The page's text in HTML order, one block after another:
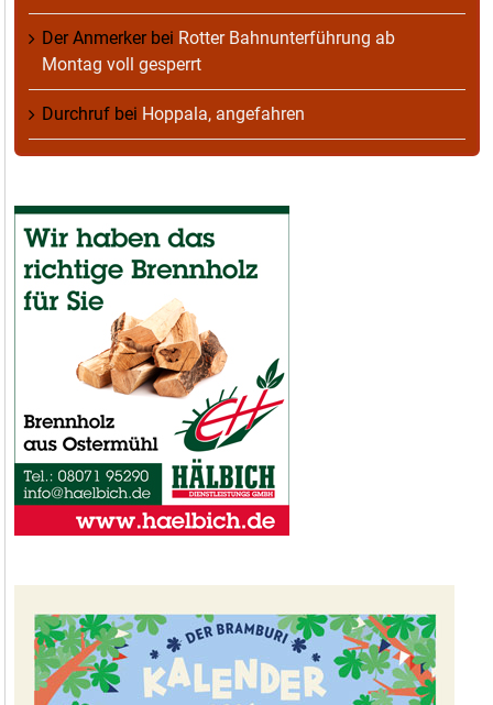
Der Anmerkerbei Rotter Bahnunterführung ab
Montag voll gesperrt
Durchruf bei Hoppala, angefahren